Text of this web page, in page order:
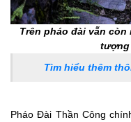
Trên pháo đài vẫn
tượng
Tìm hiểu thêm
Pháo Đài Thần Công